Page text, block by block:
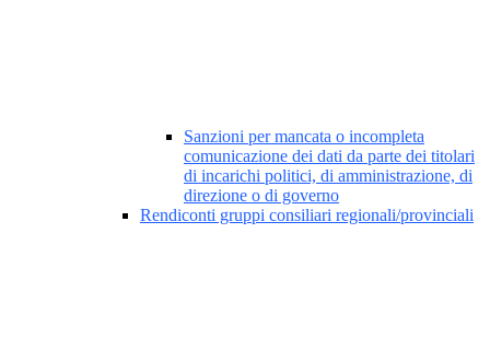
Sanzioni per mancata o incompleta
comunicazione dei dati da parte dei titolari
di incarichi politici, di amministrazione, di
direzione o di governo
Rendiconti gruppi consiliari regionali/provinciali